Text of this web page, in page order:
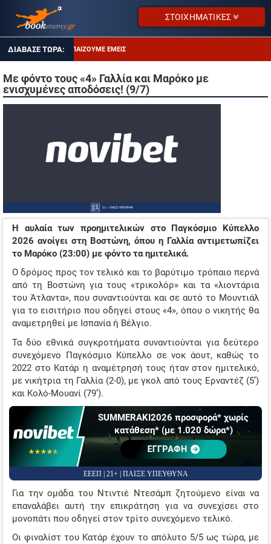
ΣΤΟΙΧΗΜΑΤΙΚΕΣ
ΤΙ ΠΑΙΖΟΥΜΕ ΕΜΕΙΣ
ΑΠΟΔΌΣΕΙΣ ΣΕ ΠΤΏΣΗ
ΔΥΑΔΑ ΚΑΛΩΝ ΑΠΟΔΟΣΕΩΝ
ΠΡΟΤΕΙΝΌΜΕΝΑ SITES
ΤΙ ΠΑΙΖΟΥΜΕ ΕΜΕΙΣ
ΑΠΟΔΌΣΕΙΣ ΣΕ ΠΤΏΣΗ
ΔΥΑΔΑ ΚΑΛΩΝ ΑΠΟΔΟΣΕΩΝ
ΤΖΊΡΟΙ ΣΤΟΙΧΉΜΑΤΟΣ
ΠΡΟΤΕΙΝΌΜΕΝΑ SITES
ΕΠΙΣΤΡΟΦΗ ΣΤΑ ΠΡΩΤΑΘΛΗΜΑΤΑ
Με φόντο τους «4» Γαλλία και Μαρόκο με
ενισχυμένες αποδόσεις! (9/7)
Η αυλαία των προημιτελικών στο Παγκόσμιο Κύπελλο
2026 ανοίγει στη Βοστώνη, όπου η Γαλλία αντιμετωπίζει
το Μαρόκο (23:00) με φόντο τα ημιτελικά.
Ο δρόμος προς τον τελικό και το βαρύτιμο τρόπαιο περνά
από τη Βοστώνη για τους «τρικολόρ» και τα «λιοντάρια
του Άτλαντα», που συναντιούνται και σε αυτό το Μουντιάλ
για το εισιτήριο που οδηγεί στους «4», όπου ο νικητής θα
αναμετρηθεί με Ισπανία ή Βέλγιο.
Τα δύο εθνικά συγκροτήματα συναντιούνται για δεύτερο
συνεχόμενο Παγκόσμιο Κύπελλο σε νοκ άουτ, καθώς το
2022 στο Κατάρ η αναμέτρησή τους ήταν στον ημιτελικό,
με νικήτρια τη Γαλλία (2-0), με γκολ από τους Ερναντέζ (5’)
και Κολό-Μουανί (79’).
☆☆☆☆☆
★★★★★
SUMMERAKI2026 προσφορά* χωρίς
κατάθεση* (με 1.020 δώρα*)
ΕΓΓΡΑΦΗ
ΕΕΕΠ | 21+ | ΠΑΙΞΕ ΥΠΕΥΘΥΝΑ
Για την ομάδα του Ντιντιέ Ντεσάμπ ζητούμενο είναι να
επαναλάβει αυτή την επικράτηση για να συνεχίσει στο
μονοπάτι που οδηγεί στον τρίτο συνεχόμενο τελικό.
Οι φιναλίστ του Κατάρ έχουν το απόλυτο 5/5 ως τώρα, με